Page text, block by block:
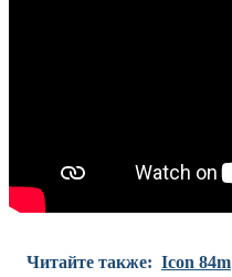
Читайте также: Icon 84m